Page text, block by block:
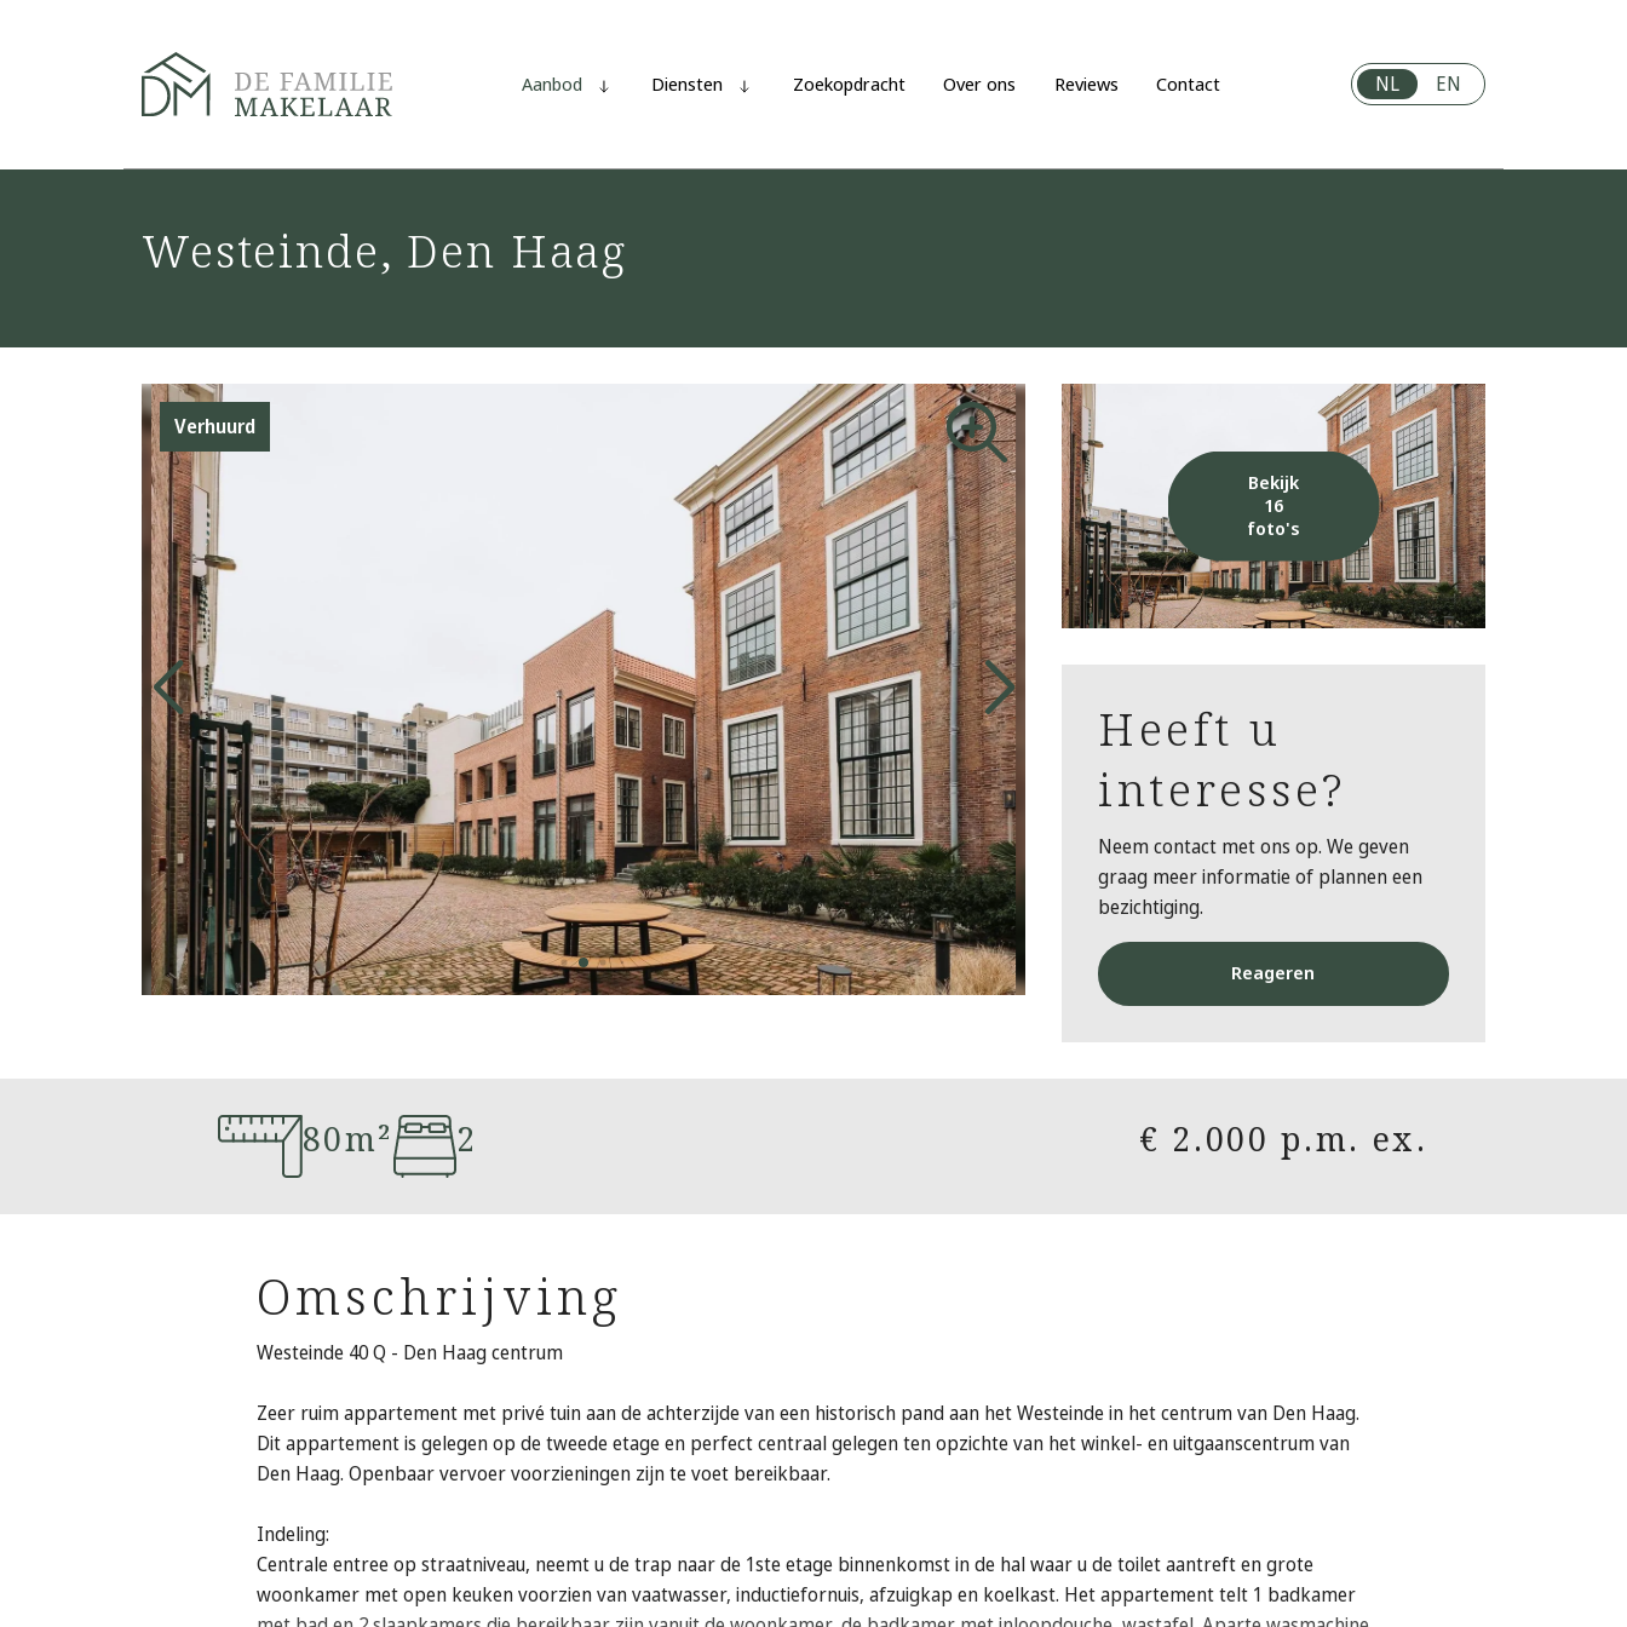
Aanbod Diensten Zoekopdracht Over ons Reviews Contact NL EN
Westeinde, Den Haag
Verhuurd
Bekijk
16
foto's
Heeft u
interesse?
Neem contact met ons op. We geven
graag meer informatie of plannen een
bezichtiging.
Reageren
80m² 2 € 2.000 p.m. ex.
Omschrijving
Westeinde 40 Q - Den Haag centrum
Zeer ruim appartement met privé tuin aan de achterzijde van een historisch pand aan het Westeinde in het centrum van Den Haag.
Dit appartement is gelegen op de tweede etage en perfect centraal gelegen ten opzichte van het winkel- en uitgaanscentrum van
Den Haag. Openbaar vervoer voorzieningen zijn te voet bereikbaar.
Indeling:
Centrale entree op straatniveau, neemt u de trap naar de 1ste etage binnenkomst in de hal waar u de toilet aantreft en grote
woonkamer met open keuken voorzien van vaatwasser, inductiefornuis, afzuigkap en koelkast. Het appartement telt 1 badkamer